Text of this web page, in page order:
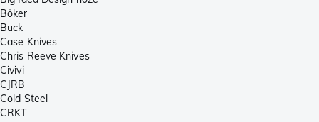
Böker
Buck
Case Knives
Chris Reeve Knives
Civivi
CJRB
Cold Steel
CRKT